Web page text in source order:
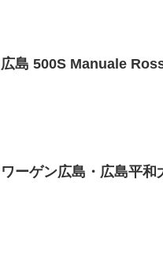
島 500S Manuale
ーゲン広島・広島平和